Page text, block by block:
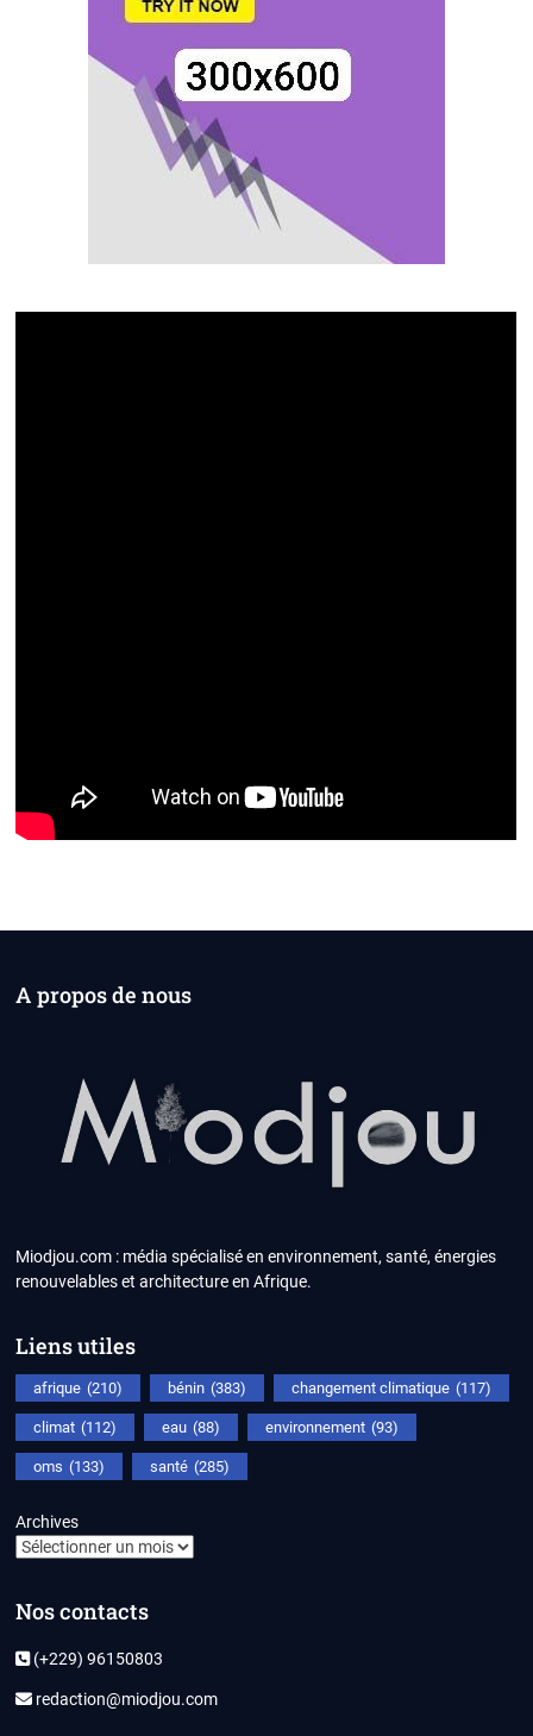
A propos de nous
Miodjou.com : média spécialisé en environnement, santé, énergies
renouvelables et architecture en Afrique.
Liens utiles
afrique (210) bénin (383) changement climatique (117)
climat (112) eau (88) environnement (93)
oms (133) santé (285)
Archives
Nos contacts
(+229) 96150803
redaction@miodjou.com